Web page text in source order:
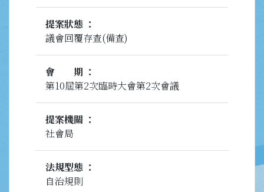
提案狀態
議會回覆存查(備查)
會期
第10屆第2次臨時大會第2次會議
提案機關
社會局
法規型態
自治規則